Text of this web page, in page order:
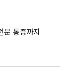
문 통증까지